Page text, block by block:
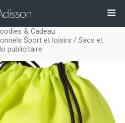
& Cadeau
Sport et loisirs / Sacs et
publicitaire